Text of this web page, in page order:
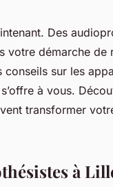
Des
votre démarche de
sur les
à vous.
transformer
à